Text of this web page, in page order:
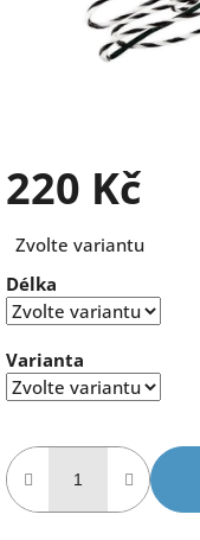
220 Kč
cena:
Zvolte variantu
Délka
Varianta